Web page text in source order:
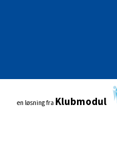
en løsning fra Klubmodul